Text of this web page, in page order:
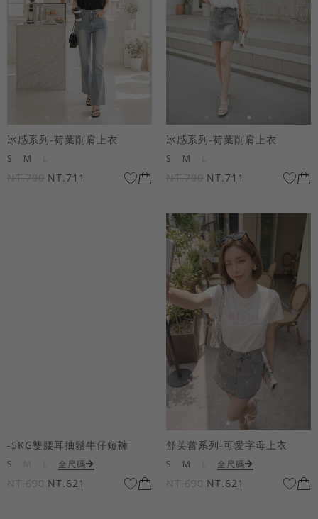
冰感系列-荷葉削肩上衣
S M
NT.790 NT.711
冰感系列-荷葉削肩上衣
S M
NT.790 NT.711
-5KG雙腰耳抽鬚牛仔短褲
S 全尺碼
NT.690 NT.621
舒芙蕾系列-可愛字母上衣
S M 全尺碼
NT.690 NT.621